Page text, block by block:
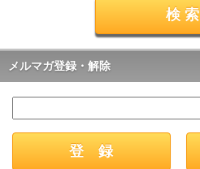
メルマガ登録・解除